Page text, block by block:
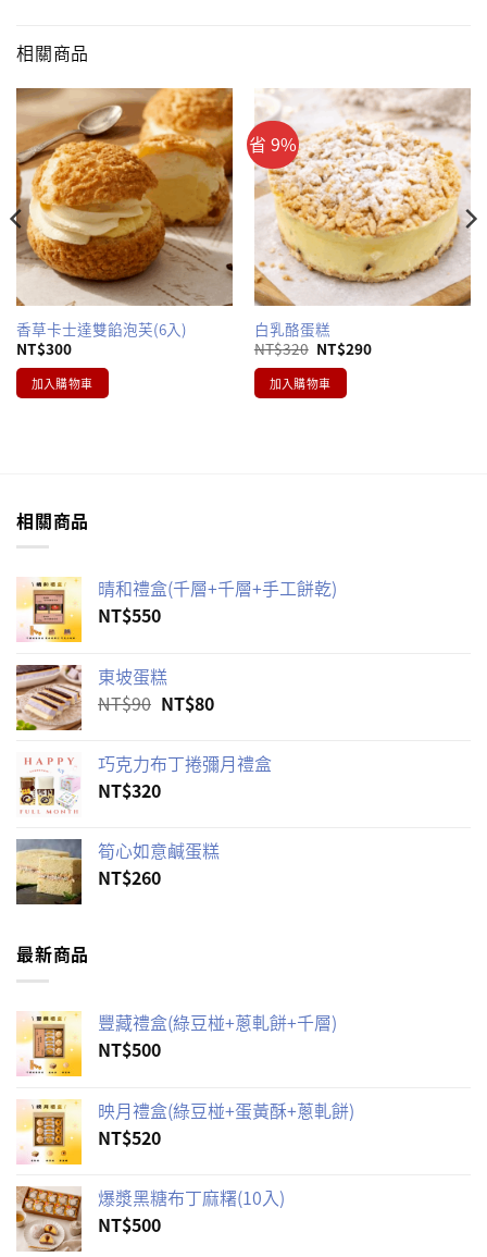
相關商品
香草卡士達雙餡泡芙(6入)
NT$300
加入購物車
省 9%
白乳酪蛋糕
NT$320 原
始
價
格：
NT$320。
NT$290目
加入購物車
相關商品
晴和禮盒(千層+千層+手工餅乾)
NT$550
東坡蛋糕
NT$90 原
格：
NT$90。
NT$80目
格：
巧克力布丁捲彌月禮盒
NT$320
筍心如意鹹蛋糕
NT$260
最新商品
豐藏禮盒(綠豆椪+蔥軋餅+千層)
NT$500
映月禮盒(綠豆椪+蛋黃酥+蔥軋餅)
NT$520
爆漿黑糖布丁麻糬(10入)
NT$500